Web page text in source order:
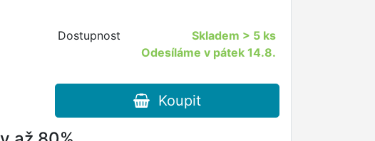
Dostupnost Skladem > 5 ks
Odesíláme v pátek 14.8.
Koupit